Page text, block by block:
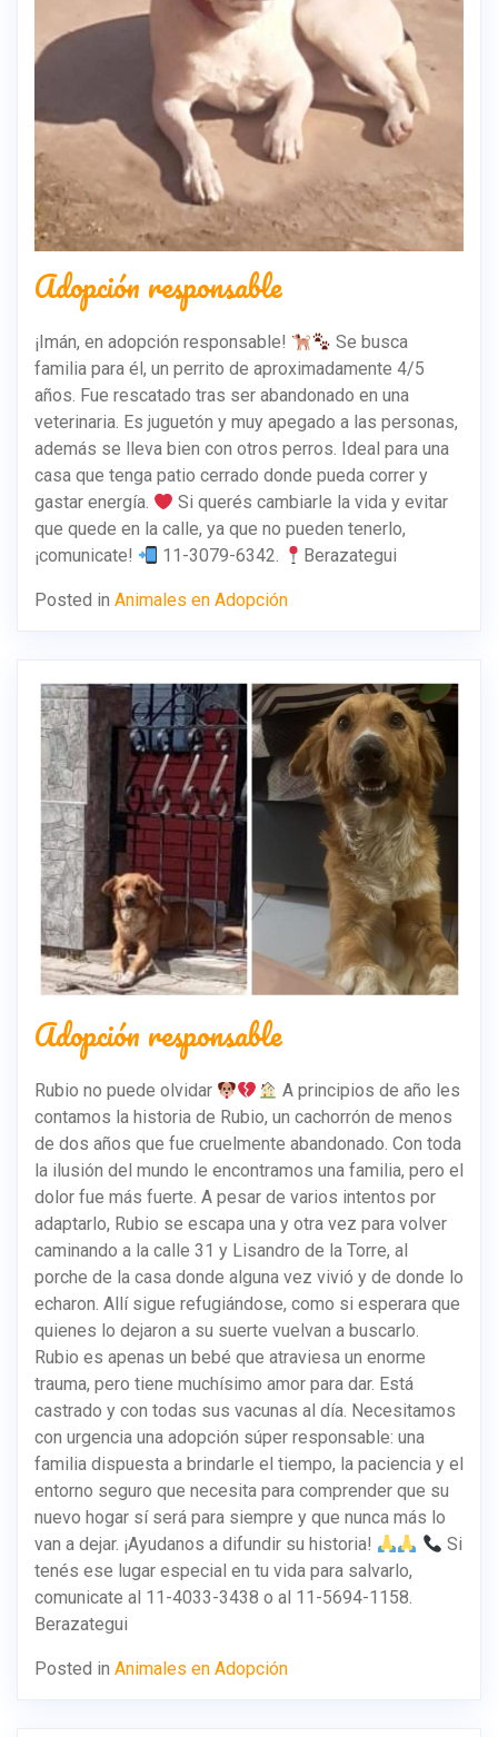
Adopción responsable
¡Imán, en adopción responsable!
Se busca
familia para él, un perrito de aproximadamente 4/5
años. Fue rescatado tras ser abandonado en una
veterinaria. Es juguetón y muy apegado a las personas,
además se lleva bien con otros perros. Ideal para una
casa que tenga patio cerrado donde pueda correr y
gastar energía.
Si querés cambiarle la vida y evitar
que quede en la calle, ya que no pueden tenerlo,
¡comunicate!
11-3079-6342. Berazategui
Posted in Animales en Adopción
Adopción responsable
Rubio no puede olvidar
A principios de año les
contamos la historia de Rubio, un cachorrón de menos
de dos años que fue cruelmente abandonado. Con toda
la ilusión del mundo le encontramos una familia, pero el
dolor fue más fuerte. A pesar de varios intentos por
adaptarlo, Rubio se escapa una y otra vez para volver
caminando a la calle 31 y Lisandro de la Torre, al
porche de la casa donde alguna vez vivió y de donde lo
echaron. Allí sigue refugiándose, como si esperara que
quienes lo dejaron a su suerte vuelvan a buscarlo.
Rubio es apenas un bebé que atraviesa un enorme
trauma, pero tiene muchísimo amor para dar. Está
castrado y con todas sus vacunas al día. Necesitamos
con urgencia una adopción súper responsable: una
familia dispuesta a brindarle el tiempo, la paciencia y el
entorno seguro que necesita para comprender que su
nuevo hogar sí será para siempre y que nunca más lo
van a dejar. ¡Ayudanos a difundir su historia!
Si
tenés ese lugar especial en tu vida para salvarlo,
comunicate al 11-4033-3438 o al 11-5694-1158.
Berazategui
Posted in Animales en Adopción